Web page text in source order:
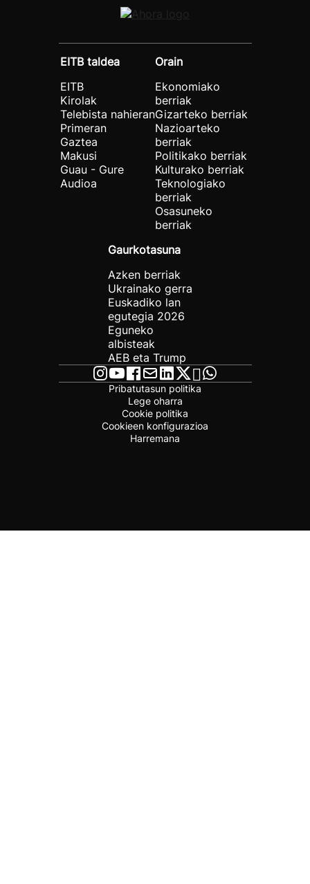
EITB taldea
EITB
Kirolak
Telebista nahieran
Primeran
Gaztea
Makusi
Guau - Gure
Audioa
Orain
Ekonomiako
berriak
Gizarteko berriak
Nazioarteko
berriak
Politikako berriak
Kulturako berriak
Teknologiako
berriak
Osasuneko
berriak
Gaurkotasuna
Azken berriak
Ukrainako gerra
Euskadiko lan
egutegia 2026
Eguneko
albisteak
AEB eta Trump
Pribatutasun politika
Lege oharra
Cookie politika
Cookieen konfigurazioa
Harremana